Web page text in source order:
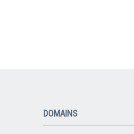
DOMAINS